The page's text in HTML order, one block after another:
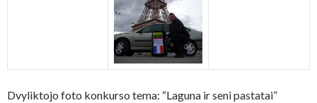
Dvyliktojo foto konkurso tema: “Laguna ir seni pastatai”